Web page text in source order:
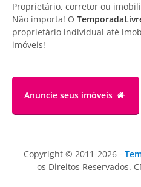
Proprietário, corretor ou
Não importa! O
proprietário individual até
imóveis!
Anuncie seus imóveis
Copyright © 2011-2026 -
os Direitos Reservados.